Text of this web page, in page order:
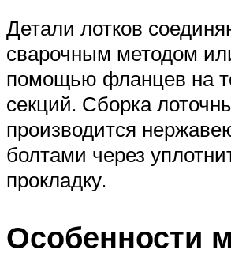
Детали лотков
сварочным методом
помощью фланцев на
секций. Сборка
производится
болтами через
прокладку.
Особенности